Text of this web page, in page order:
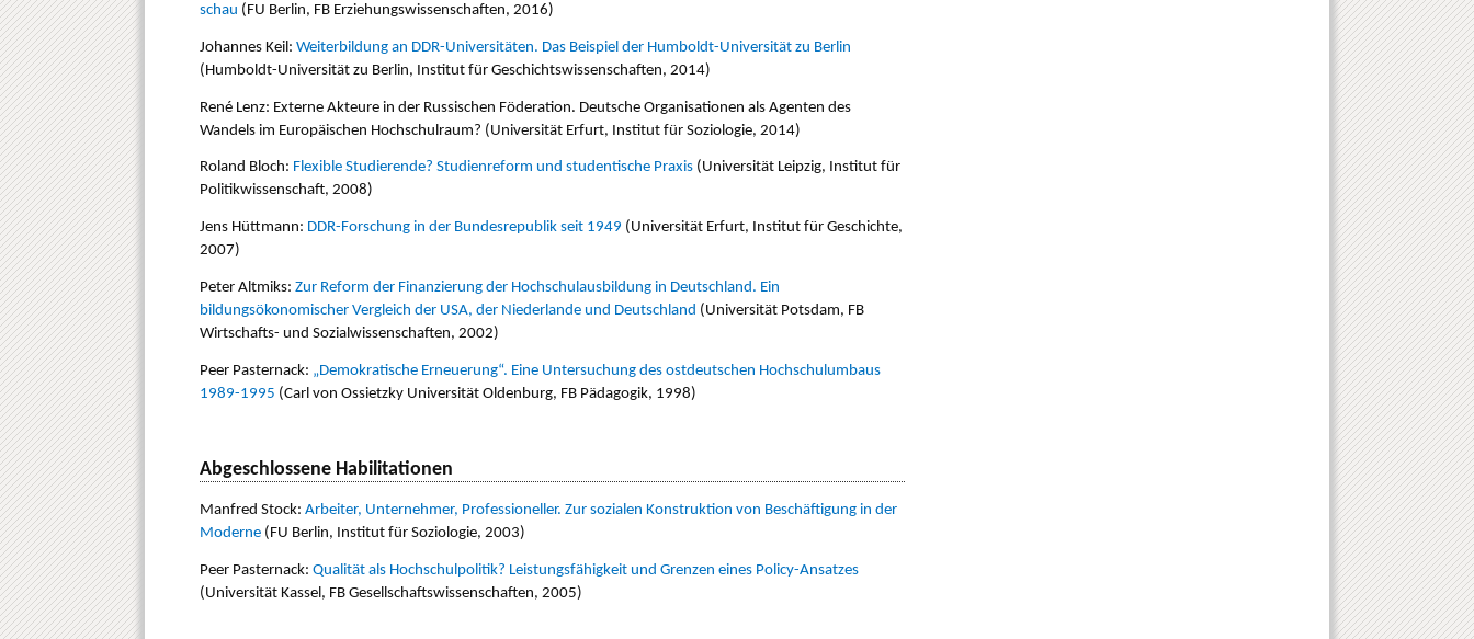
schau (FU Berlin, FB Erziehungs­wis­sen­schaf­ten, 2016)
Johannes Keil: Weiterbildung an DDR-Uni­versitäten. Das Beispiel der Humboldt-Universität zu Berlin
(Humboldt-Universität zu Berlin, Institut für Geschichtswissenschaften, 2014)
René Lenz: Externe Akteure in der Russischen Föderation. Deutsche Organisationen als Agenten des
Wandels im Europäischen Hochschulraum? (Universität Erfurt, Institut für Soziologie, 2014)
Roland Bloch: Flexible Studierende? Studienreform und studentische Praxis (Universität Leipzig, Institut für
Politikwissenschaft, 2008)
Jens Hüttmann: DDR-Forschung in der Bundesrepublik seit 1949 (Universität Erfurt, Institut für Geschichte,
2007)
Peter Altmiks: Zur Reform der Finanzierung der Hochschulausbildung in Deutschland. Ein
bildungsökonomischer Vergleich der USA, der Niederlande und Deutschland (Universität Potsdam, FB
Wirtschafts- und Sozialwissenschaften, 2002)
Peer Pasternack: „Demokratische Erneuerung“. Eine Untersuchung des ostdeutschen Hochschulumbaus
1989-1995 (Carl von Ossietzky Universität Oldenburg, FB Pädagogik, 1998)
Abgeschlossene Habilitationen
Manfred Stock: Arbeiter, Unternehmer, Professioneller. Zur sozialen Konstruktion von Beschäftigung in der
Moderne (FU Berlin, Institut für Soziologie, 2003)
Peer Pasternack: Qualität als Hochschulpolitik? Leistungsfähigkeit und Grenzen eines Policy-Ansatzes
(Universität Kassel, FB Gesellschaftswissenschaften, 2005)